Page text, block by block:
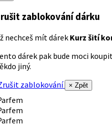
zablokování dárku
nechceš mít dárek Kurz šití
dárek pak bude moci
jiný.
zablokování
× Zpět